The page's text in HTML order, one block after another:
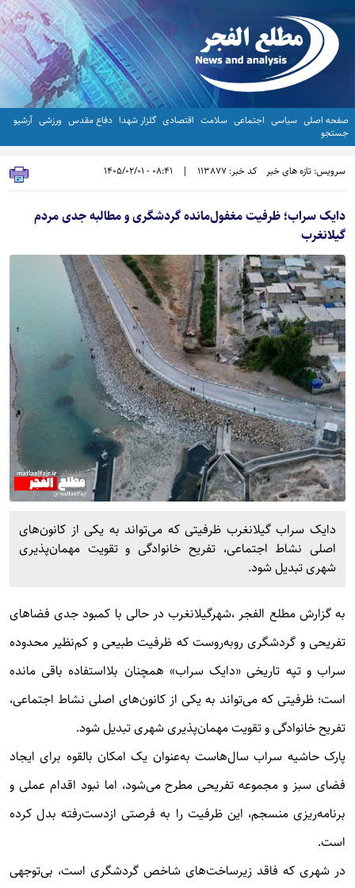
صفحه اصلی سیاسی اجتماعی سلامت اقتصادی گلزار شهدا دفاع مقدس ورزشی آرشیو
جستجو
سرویس: تازه های خبر کد خبر: 113877 |
08:41 - 1405/02/01
دایک سراب؛ ظرفیت مغفول‌مانده گردشگری و مطالبه جدی مردم
گیلانغرب
دایک سراب گیلانغرب ظرفیتی که می‌تواند به یکی از کانون‌های
اصلی نشاط اجتماعی، تفریح خانوادگی و تقویت مهمان‌پذیری
شهری تبدیل شود.
به گزارشمطلع الفجر ،شهرگیلانغرب در حالی با کمبود جدی فضاهای
تفریحی و گردشگری روبه‌روست که ظرفیت طبیعی و کم‌نظیر محدوده
سراب و تپه تاریخی «دایک سراب» همچنان بلااستفاده باقی مانده
است؛ ظرفیتی که می‌تواند به یکی از کانون‌های اصلی نشاط اجتماعی،
تفریح خانوادگی و تقویت مهمان‌پذیری شهری تبدیل شود.
پارک حاشیه سراب سال‌هاست به‌عنوان یک امکان بالقوه برای ایجاد
فضای سبز و مجموعه تفریحی مطرح می‌شود، اما نبود اقدام عملی و
برنامه‌ریزی منسجم، این ظرفیت را به فرصتی از‌دست‌رفته بدل کرده
است.
در شهری که فاقد زیرساخت‌های شاخص گردشگری است، بی‌توجهی